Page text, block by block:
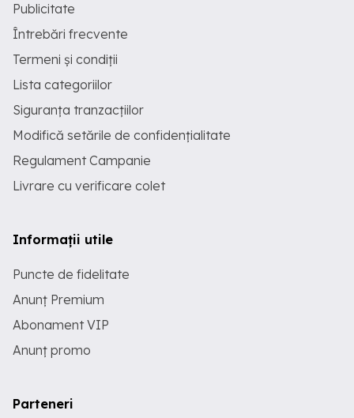
Publicitate
Întrebări frecvente
Termeni și condiții
Lista categoriilor
Siguranța tranzacțiilor
Modifică setările de confidențialitate
Regulament Campanie
Livrare cu verificare colet
Informații utile
Puncte de fidelitate
Anunț Premium
Abonament VIP
Anunț promo
Parteneri